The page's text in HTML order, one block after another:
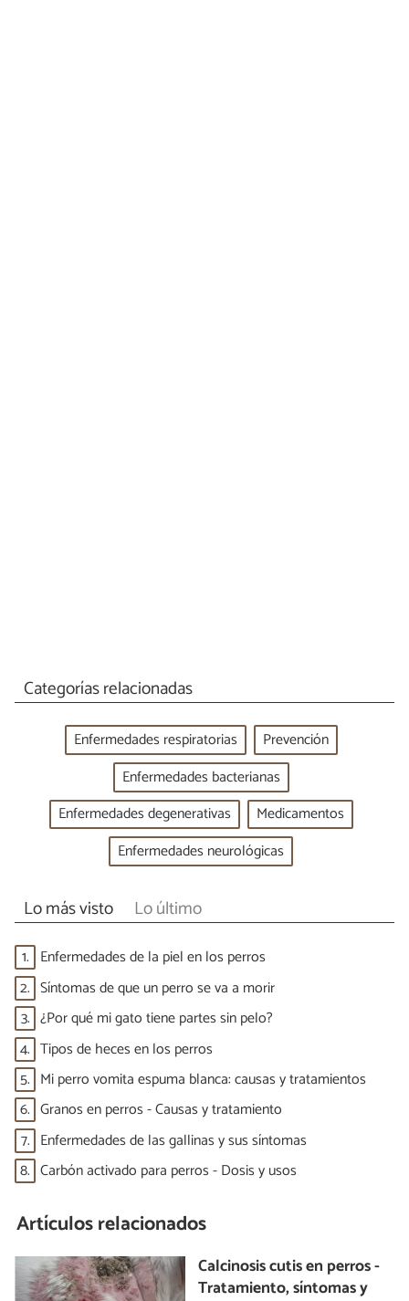
Categorías relacionadas
Enfermedades respiratorias
Prevención
Enfermedades bacterianas
Enfermedades degenerativas
Medicamentos
Enfermedades neurológicas
Lo más visto Lo último
1. Enfermedades de la piel en los perros
2. Síntomas de que un perro se va a morir
3. ¿Por qué mi gato tiene partes sin pelo?
4. Tipos de heces en los perros
5. Mi perro vomita espuma blanca: causas y tratamientos
6. Granos en perros - Causas y tratamiento
7. Enfermedades de las gallinas y sus síntomas
8. Carbón activado para perros - Dosis y usos
Artículos relacionados
Calcinosis cutis en perros -
Tratamiento, síntomas y